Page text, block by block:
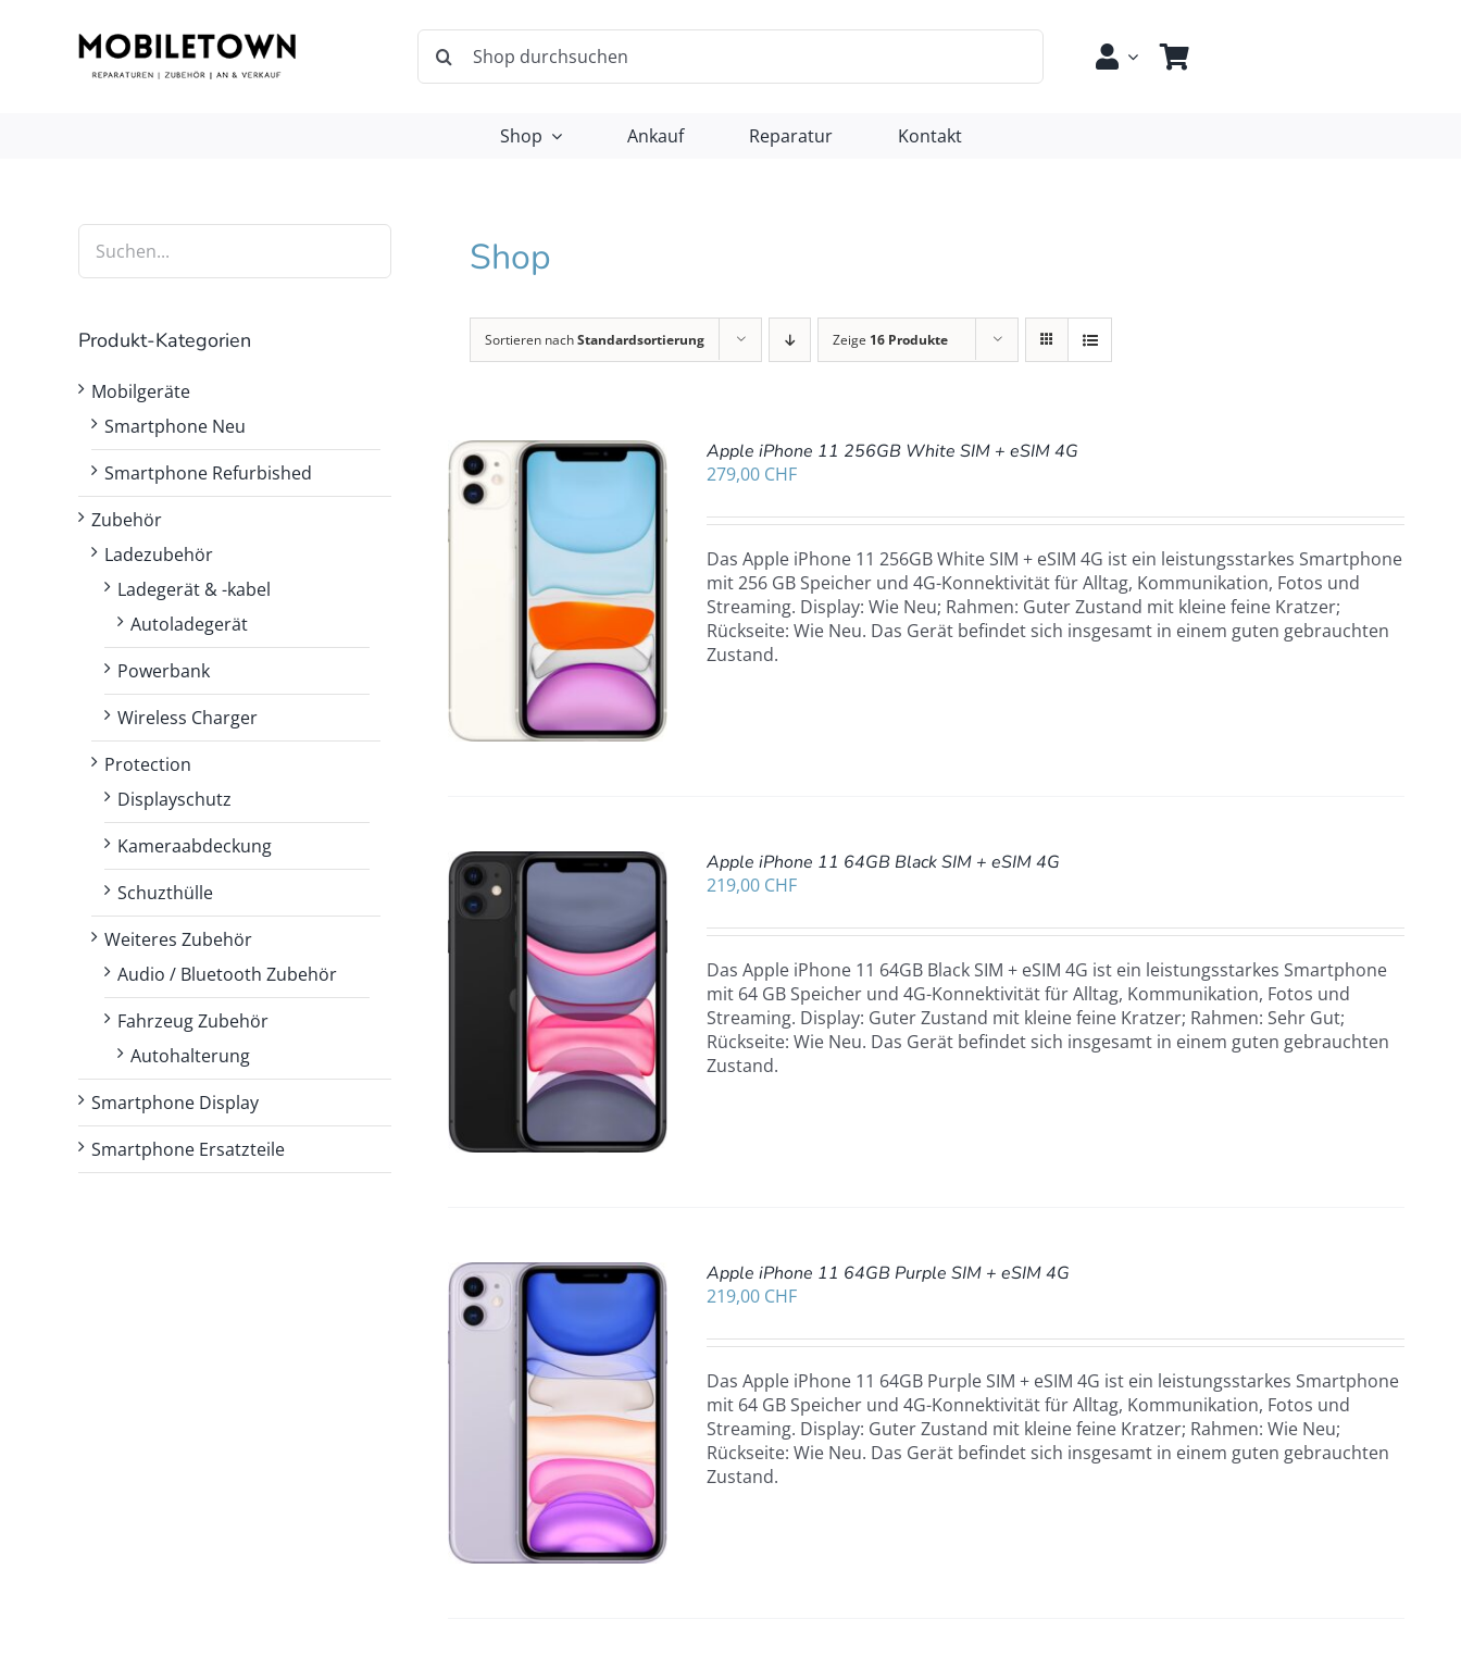
Suche
nach:
Shop Ankauf Reparatur Kontakt
Shop
Sortieren nachStandardsortierung Zeige 16 Produkte
IN DEN WARENKORB
Apple iPhone 11 256GB White SIM + eSIM 4G
279,00 CHF
Das Apple iPhone 11 256GB White SIM + eSIM 4G ist ein leistungsstarkes Smartphone
mit 256 GB Speicher und 4G-Konnektivität für Alltag, Kommunikation, Fotos und
Streaming. Display: Wie Neu; Rahmen: Guter Zustand mit kleine feine Kratzer;
Rückseite: Wie Neu. Das Gerät befindet sich insgesamt in einem guten gebrauchten
Zustand.
IN DEN WARENKORB
Apple iPhone 11 64GB Black SIM + eSIM 4G
219,00 CHF
Das Apple iPhone 11 64GB Black SIM + eSIM 4G ist ein leistungsstarkes Smartphone
mit 64 GB Speicher und 4G-Konnektivität für Alltag, Kommunikation, Fotos und
Streaming. Display: Guter Zustand mit kleine feine Kratzer; Rahmen: Sehr Gut;
Rückseite: Wie Neu. Das Gerät befindet sich insgesamt in einem guten gebrauchten
Zustand.
Apple iPhone 11 64GB Purple SIM + eSIM 4G
219,00 CHF
Das Apple iPhone 11 64GB Purple SIM + eSIM 4G ist ein leistungsstarkes Smartphone
mit 64 GB Speicher und 4G-Konnektivität für Alltag, Kommunikation, Fotos und
Streaming. Display: Guter Zustand mit kleine feine Kratzer; Rahmen: Wie Neu;
Rückseite: Wie Neu. Das Gerät befindet sich insgesamt in einem guten gebrauchten
Zustand.
Produkt-Kategorien
Mobilgeräte
Smartphone Neu
Smartphone Refurbished
Zubehör
Ladezubehör
Ladegerät & -kabel
Autoladegerät
Powerbank
Wireless Charger
Protection
Displayschutz
Kameraabdeckung
Schuzthülle
Weiteres Zubehör
Audio / Bluetooth Zubehör
Fahrzeug Zubehör
Autohalterung
Smartphone Display
Smartphone Ersatzteile